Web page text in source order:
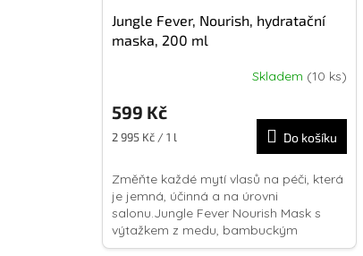
Jungle Fever, Nourish, hydratační
maska, 200 ml
Skladem (10 ks)
599 Kč
Měrná
2 995 Kč / 1 l Do košíku
Změňte každé mytí vlasů na péči, která
je jemná, účinná a na úrovni
salonu.Jungle Fever Nourish Mask s
výtažkem z medu, bambuckým
máslem a exotickými oleji okamžitě